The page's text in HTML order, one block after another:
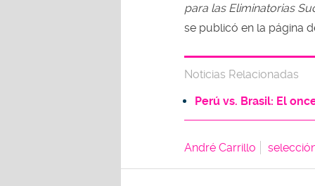
para las Eliminatorias
se publicó en la página
Noticias Relacionadas
Perú vs. Brasil: El
André Carrillo